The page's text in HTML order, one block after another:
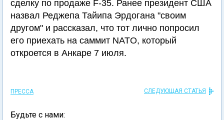
сделку по продаже F-35. Ранее президент США
назвал Реджепа Тайипа Эрдогана "своим
другом" и рассказал, что тот лично попросил
его приехать на саммит NATO, который
откроется в Анкаре 7 июля.
ПРЕССА СЛЕДУЮЩАЯ СТАТЬЯ
Будьте с нами: